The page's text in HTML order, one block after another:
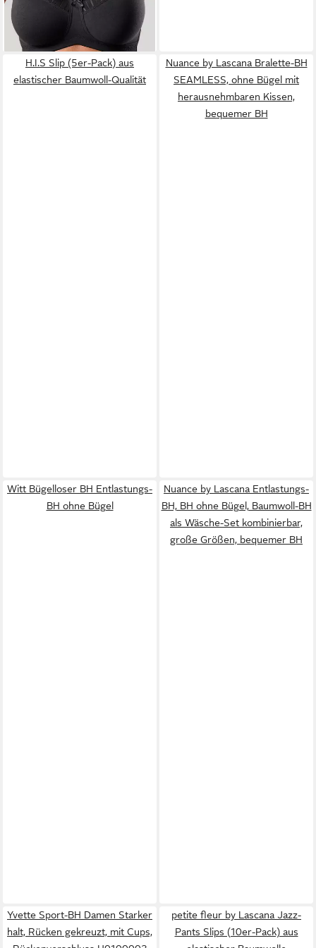
H.I.S Slip (5er-Pack) aus
elastischer Baumwoll-Qualität
Nuance by Lascana Bralette-BH
SEAMLESS, ohne Bügel mit
herausnehmbaren Kissen,
bequemer BH
Witt Bügelloser BH Entlastungs-
BH ohne Bügel
Nuance by Lascana Entlastungs-
BH, BH ohne Bügel, Baumwoll-BH
als Wäsche-Set kombinierbar,
große Größen, bequemer BH
Yvette Sport-BH Damen Starker
halt, Rücken gekreuzt, mit Cups,
petite fleur by Lascana Jazz-
Pants Slips (10er-Pack) aus